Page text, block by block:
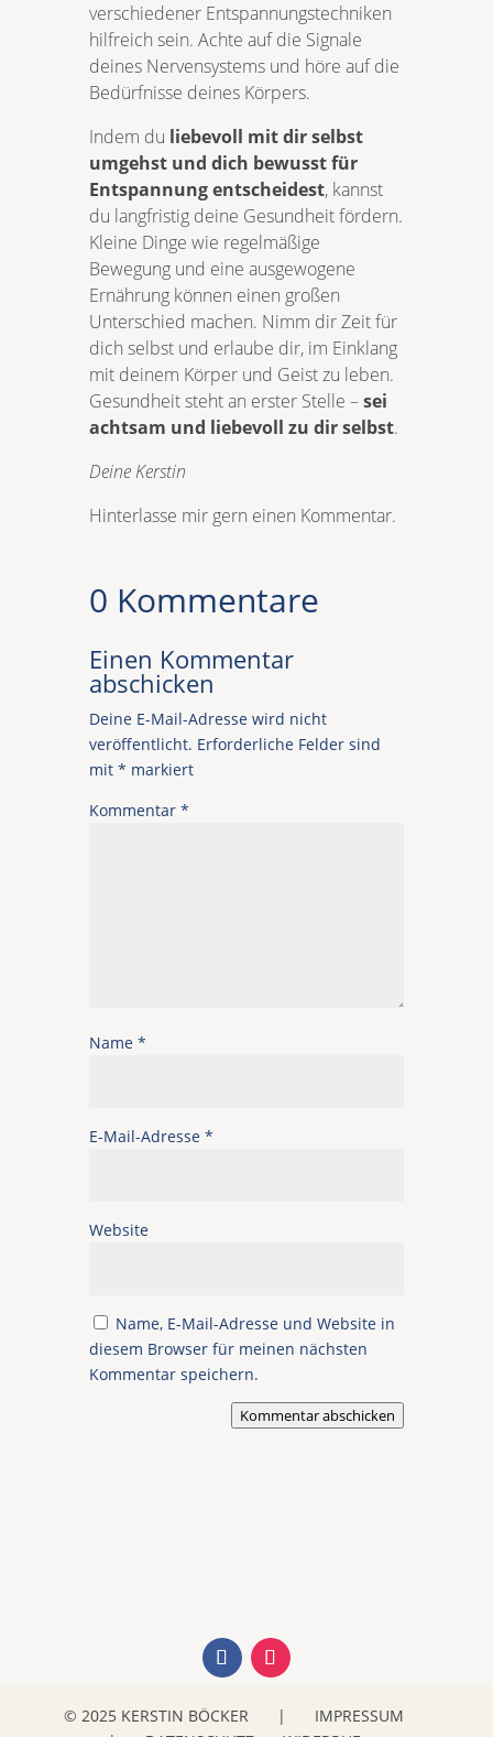
verschiedener Entspannungstechniken
hilfreich sein. Achte auf die Signale
deines Nervensystems und höre auf die
Bedürfnisse deines Körpers.
Indem du liebevoll mit dir selbst
umgehst und dich bewusst für
Entspannung entscheidest, kannst
du langfristig deine Gesundheit fördern.
Kleine Dinge wie regelmäßige
Bewegung und eine ausgewogene
Ernährung können einen großen
Unterschied machen. Nimm dir Zeit für
dich selbst und erlaube dir, im Einklang
mit deinem Körper und Geist zu leben.
Gesundheit steht an erster Stelle –sei
achtsam und liebevoll zu dir selbst.
Deine Kerstin
Hinterlasse mir gern einen Kommentar.
0 Kommentare
Einen Kommentar
abschicken
Deine E-Mail-Adresse wird nicht
veröffentlicht. Erforderliche Felder sind
mit * markiert
Kommentar *
Name *
E-Mail-Adresse *
Website
Name, E-Mail-Adresse und Website in
diesem Browser für meinen nächsten
Kommentar speichern.
Kommentar abschicken
© 2025 KERSTIN BÖCKER |
IMPRESSUM